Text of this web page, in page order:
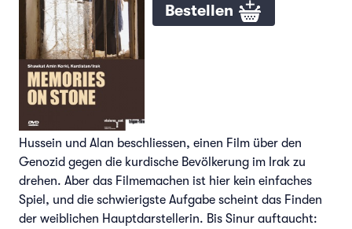
Bestellen
Hussein und Alan beschliessen, einen Film über den
Genozid gegen die kurdische Bevölkerung im Irak zu
drehen. Aber das Filmemachen ist hier kein einfaches
Spiel, und die schwierigste Aufgabe scheint das Finden
der weiblichen Hauptdarstellerin. Bis Sinur auftaucht: